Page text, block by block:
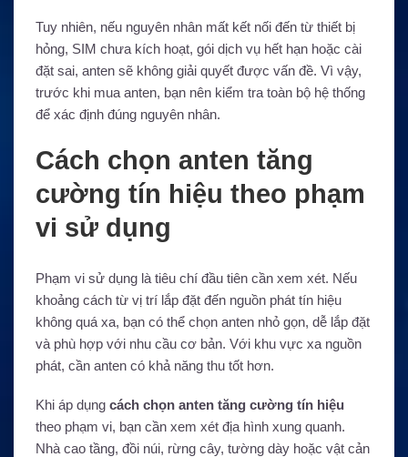
Tuy nhiên, nếu nguyên nhân mất kết nối đến từ thiết bị
hỏng, SIM chưa kích hoạt, gói dịch vụ hết hạn hoặc cài
đặt sai, anten sẽ không giải quyết được vấn đề. Vì vậy,
trước khi mua anten, bạn nên kiểm tra toàn bộ hệ thống
để xác định đúng nguyên nhân.
Cách chọn anten tăng
cường tín hiệu theo phạm
vi sử dụng
Phạm vi sử dụng là tiêu chí đầu tiên cần xem xét. Nếu
khoảng cách từ vị trí lắp đặt đến nguồn phát tín hiệu
không quá xa, bạn có thể chọn anten nhỏ gọn, dễ lắp đặt
và phù hợp với nhu cầu cơ bản. Với khu vực xa nguồn
phát, cần anten có khả năng thu tốt hơn.
Khi áp dụng cách chọn anten tăng cường tín hiệu
theo phạm vi, bạn cần xem xét địa hình xung quanh.
Nhà cao tầng, đồi núi, rừng cây, tường dày hoặc vật cản